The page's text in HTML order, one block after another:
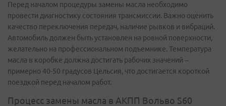
Перед началом процедуры замены масла необходимо
провести диагностику состояния трансмиссии. Важно оценить
качество переключения передач, наличие рывков и вибраций.
Автомобиль должен быть установлен на ровной поверхности,
желательно на профессиональном подъемнике. Температура
масла в коробке должна достигать рабочих значений –
примерно 40-50 градусов Цельсия, что достигается короткой
поездкой перед началом работ.
Процесс замены масла в АКПП Вольво S60